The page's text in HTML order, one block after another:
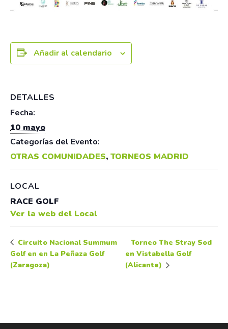
Añadir al calendario
DETALLES
Fecha:
10 mayo
Categorías del Evento:
OTRAS COMUNIDADES, TORNEOS MADRID
LOCAL
RACE GOLF
Ver la web del Local
Circuito Nacional Summum
Golf en en La Peñaza Golf
(Zaragoza)
Torneo The Stray Sod
en Vistabella Golf
(Alicante)